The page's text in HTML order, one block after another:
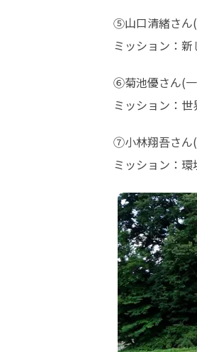
⑤山口清緒さん
ミッション：
⑥菊池優さん(
ミッション：
⑦小林翔吾さん
ミッション：